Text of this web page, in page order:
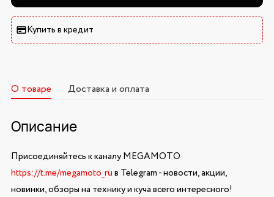
Купить в кредит
О товаре Доставка и оплата
Описание
Присоединяйтесь к каналу MEGAMOTO
https://t.me/megamoto_ruв Telegram - новости, акции,
новинки, обзоры на технику и куча всего интересного!